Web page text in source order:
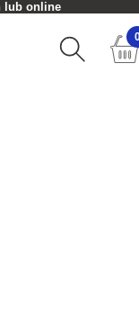
lub online